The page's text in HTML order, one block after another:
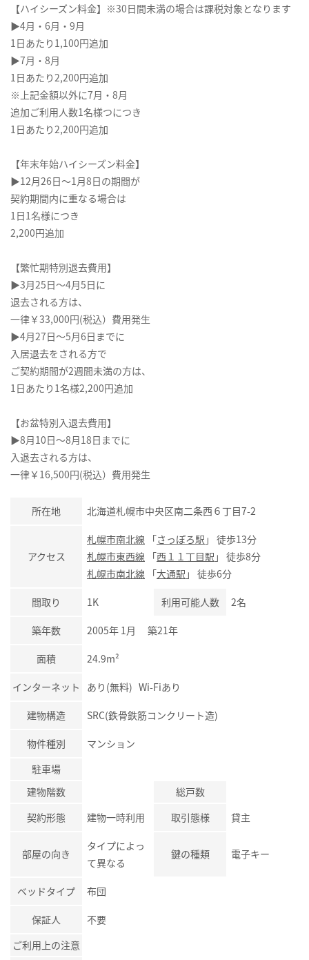
【ハイシーズン料金】※30日間未満の場合は課税対象となります
▶4月・6月・9月
1日あたり1,100円追加
▶7月・8月
1日あたり2,200円追加
※上記金額以外に7月・8月
追加ご利用人数1名様つにつき
1日あたり2,200円追加
【年末年始ハイシーズン料金】
▶12月26日～1月8日の期間が
契約期間内に重なる場合は
1日1名様につき
2,200円追加
【繁忙期特別退去費用】
▶3月25日～4月5日に
退去される方は、
一律￥33,000円(税込）費用発生
▶4月27日～5月6日までに
入居退去をされる方で
ご契約期間が2週間未満の方は、
1日あたり1名様2,200円追加
【お盆特別入退去費用】
▶8月10日～8月18日までに
入退去される方は、
一律￥16,500円(税込）費用発生
所在地 北海道札幌市中央区南二条西６丁目7-2
アクセス
札幌市南北線 「さっぽろ駅 」 徒歩13分
札幌市東西線 「西１１丁目駅 」 徒歩8分
札幌市南北線 「大通駅 」 徒歩6分
間取り 1K 利用可能人数 2名
築年数 2005年 1月 築21年
面積 24.9m²
インターネット あり(無料) Wi-Fiあり
建物構造 SRC(鉄骨鉄筋コンクリート造)
物件種別
マンション
駐車場
建物階数
総戸数
契約形態
建物一時利用 取引態様 貸主
部屋の向き
タイプによっ
て異なる
鍵の種類 電子キー
ベッドタイプ 布団
保証人
不要
ご利用上の注意